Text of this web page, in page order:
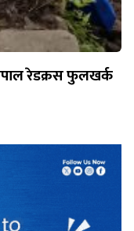
रेडक्रस फुलखर्क